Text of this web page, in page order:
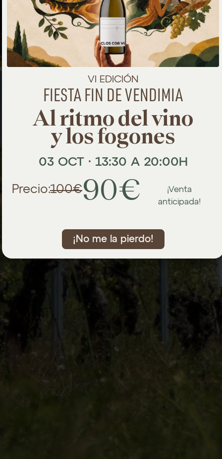
VI EDICIÓN
FIESTA FIN DE VENDIMIA
Al ritmo del vino
y los fogones
03 OCT · 13:30 A 20:00H
Precio:100€90€
¡Venta
anticipada!
¡No me la pierdo!